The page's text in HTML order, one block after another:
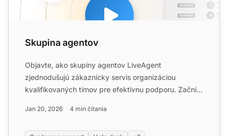
Skupina agentov
Objavte, ako skupiny agentov LiveAgent
zjednodušujú zákaznícky servis organizáciou
kvalifikovaných tímov pre efektívnu podporu. Začnite
Jan 20, 2026 4 min čítania